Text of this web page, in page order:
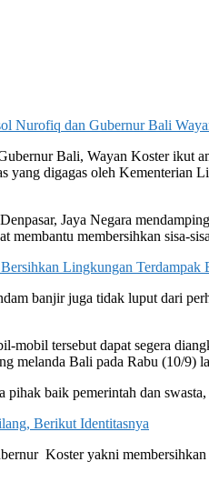
dan Gubernur Bali
Bali, Wayan Koster ikut
yang digagas oleh
Jaya Negara
membantu membersihkan sisa-
Lingkungan Terdampak
banjir juga tidak luput dari
mobil tersebut dapat segera
melanda Bali pada Rabu (10/9)
baik pemerintah dan
Berikut Identitasnya
Koster yakni